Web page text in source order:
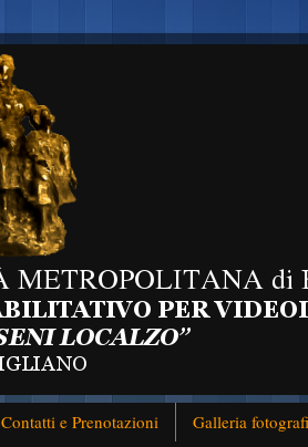
Contatti e Prenotazioni Galleria